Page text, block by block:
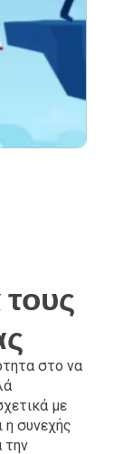
στο να
με
η συνεχής
την